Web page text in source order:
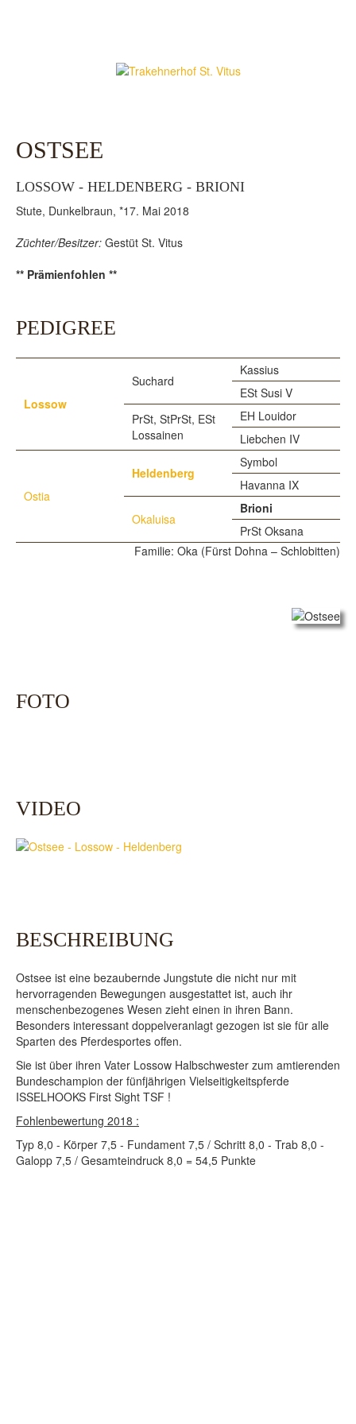
OSTSEE
LOSSOW - HELDENBERG - BRIONI
Stute, Dunkelbraun, *17. Mai 2018
Züchter/Besitzer: Gestüt St. Vitus
** Prämienfohlen **
PEDIGREE
Lossow
Suchard
Kassius
ESt Susi V
PrSt, StPrSt, ESt
Lossainen
EH Louidor
Liebchen IV
Ostia
Heldenberg
Symbol
Havanna IX
Okaluisa
Brioni
PrSt Oksana
Familie: Oka (Fürst Dohna – Schlobitten)
FOTO
VIDEO
BESCHREIBUNG
Ostsee ist eine bezaubernde Jungstute die nicht nur mit
hervorragenden Bewegungen ausgestattet ist, auch ihr
menschenbezogenes Wesen zieht einen in ihren Bann.
Besonders interessant doppelveranlagt gezogen ist sie für alle
Sparten des Pferdesportes offen.
Sie ist über ihren Vater Lossow Halbschwester zum amtierenden
Bundeschampion der fünfjährigen Vielseitigkeitspferde
ISSELHOOKS First Sight TSF !
Fohlenbewertung 2018 :
Typ 8,0 - Körper 7,5 - Fundament 7,5 / Schritt 8,0 - Trab 8,0 -
Galopp 7,5 / Gesamteindruck 8,0 = 54,5 Punkte